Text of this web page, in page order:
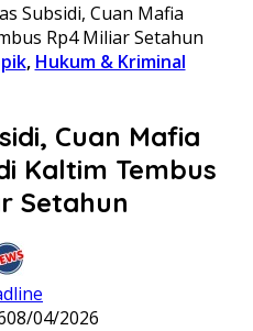
Subsidi, Cuan Mafia
Rp4 Miliar Setahun
, Hukum & Kriminal
Cuan Mafia
Kaltim Tembus
Setahun
08/04/2026